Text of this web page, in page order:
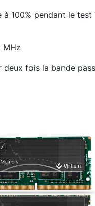
100% pendant le test
MHz
fois la bande